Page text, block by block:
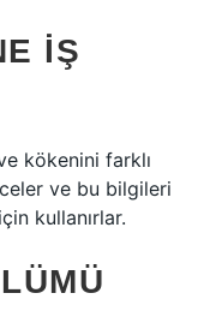
IŞ
kökenini farklı
ve bu bilgileri
kullanırlar.